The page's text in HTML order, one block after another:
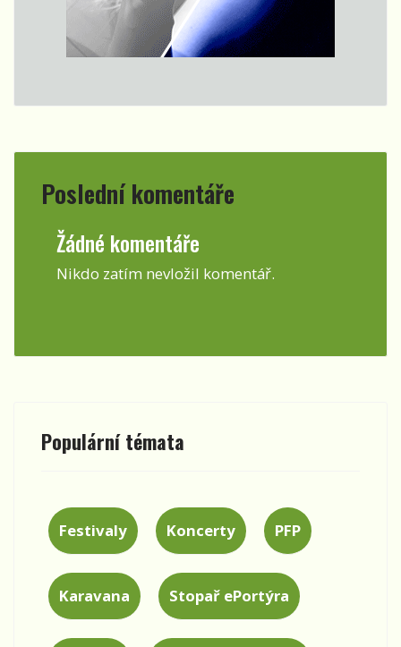
Poslední komentáře
Žádné komentáře
Nikdo zatím nevložil komentář.
Populární témata
Festivaly Koncerty PFP
Karavana Stopař ePortýra